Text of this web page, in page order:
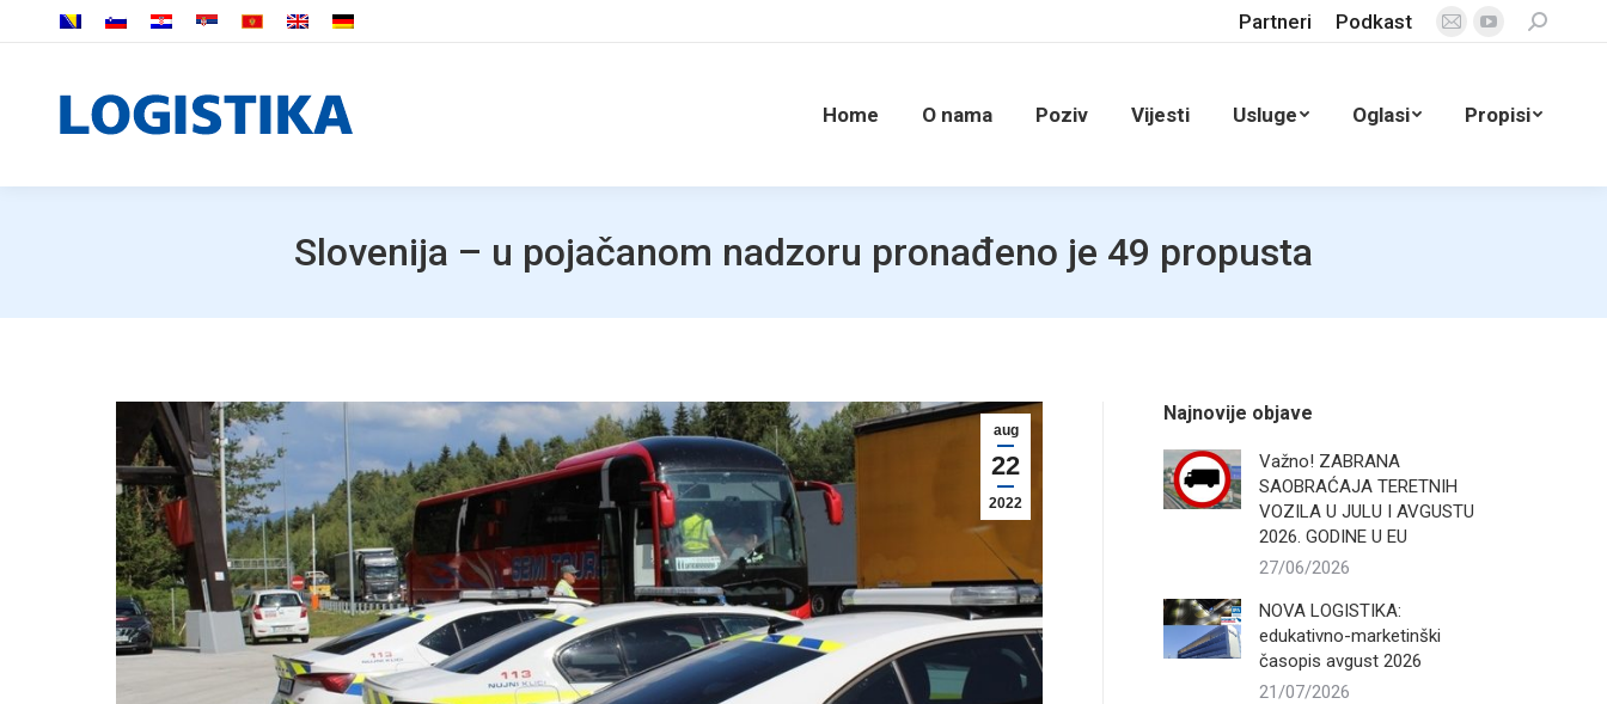
Partneri Podkast
Mail
window
YouTube
in
window
Search:
Home O nama Poziv Vijesti Usluge Oglasi Propisi
Slovenija – u pojačanom nadzoru pronađeno je 49 propusta
aug
22
2022
Najnovije objave
Važno! ZABRANA
SAOBRAĆAJA TERETNIH
VOZILA U JULU I AVGUSTU
2026. GODINE U EU
27/06/2026
NOVA LOGISTIKA:
edukativno-marketinški
časopis avgust 2026
21/07/2026